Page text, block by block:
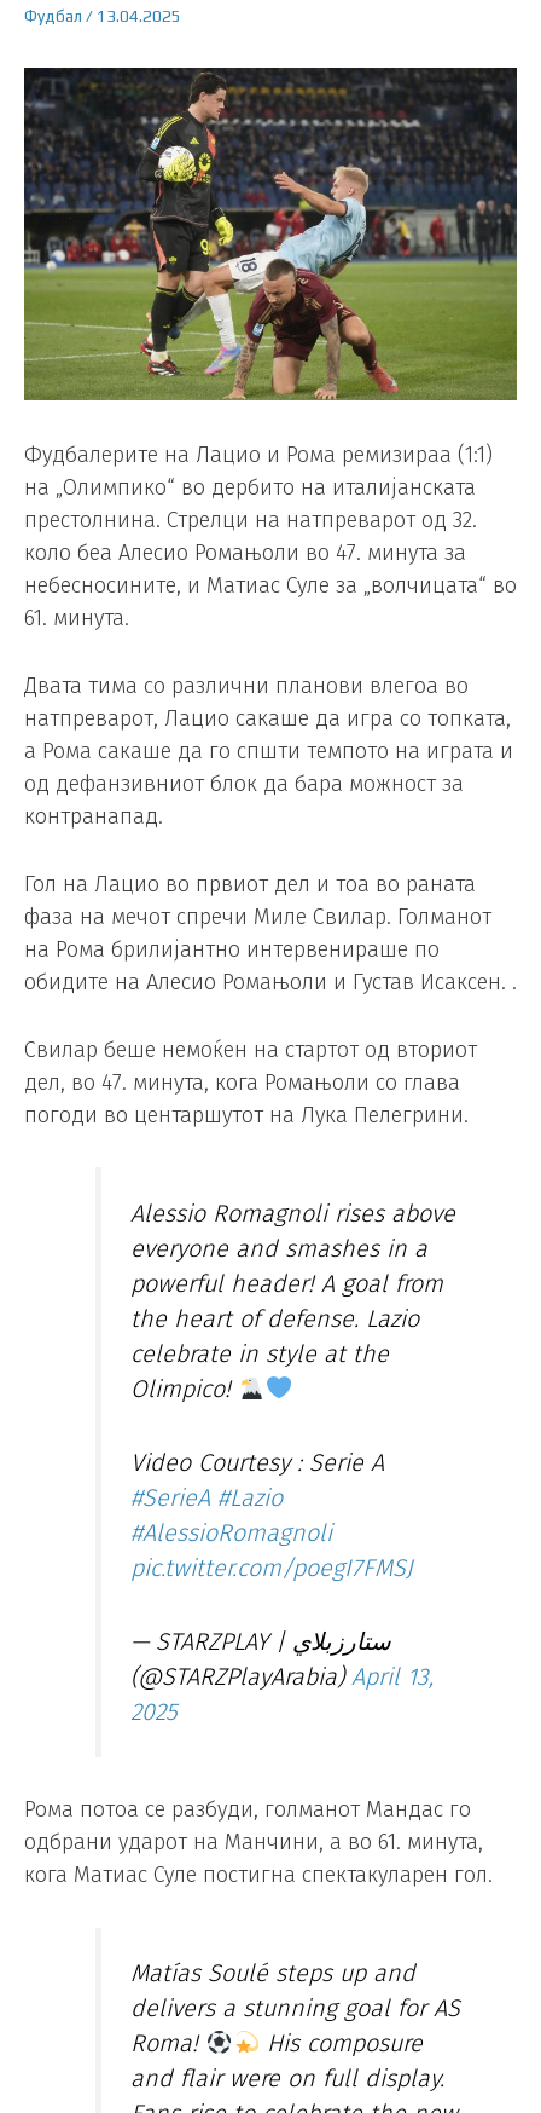
Фудбал / 13.04.2025
Фудбалерите на Лацио и Рома ремизираа (1:1)
на „Олимпико“ во дербито на италијанската
престолнина. Стрелци на натпреварот од 32.
коло беа Алесио Ромањоли во 47. минута за
небесносините, и Матиас Суле за „волчицата“ во
61. минута.
Двата тима со различни планови влегоа во
натпреварот, Лацио сакаше да игра со топката,
а Рома сакаше да го спшти темпото на играта и
од дефанзивниот блок да бара можност за
контранапад.
Гол на Лацио во првиот дел и тоа во раната
фаза на мечот спречи Миле Свилар. Голманот
на Рома брилијантно интервенираше по
обидите на Алесио Ромањоли и Густав Исаксен. .
Свилар беше немоќен на стартот од вториот
дел, во 47. минута, кога Ромањоли со глава
погоди во центаршутот на Лука Пелегрини.
Alessio Romagnoli rises above
everyone and smashes in a
powerful header! A goal from
the heart of defense. Lazio
celebrate in style at the
Olimpico!
Video Courtesy : Serie A
#SerieA #Lazio
#AlessioRomagnoli
pic.twitter.com/poegI7FMSJ
— STARZPLAY | ستارزبلاي
(@STARZPlayArabia) April 13,
2025
Рома потоа се разбуди, голманот Мандас го
одбрани ударот на Манчини, а во 61. минута,
кога Матиас Суле постигна спектакуларен гол.
Matías Soulé steps up and
delivers a stunning goal for AS
Roma!
His composure
and flair were on full display.